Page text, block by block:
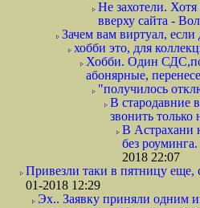
Не захотели.
вверху сайта -
Зачем вам виртуал,
хобби это, для
Хобби. Один
абонярные,
"получилось
В стародавние
звонить
В Астрахани
без
2018 22:07
Привезли таки в пятницу еще,
01-2018 12:29
Эх.. Заявку приняли одним